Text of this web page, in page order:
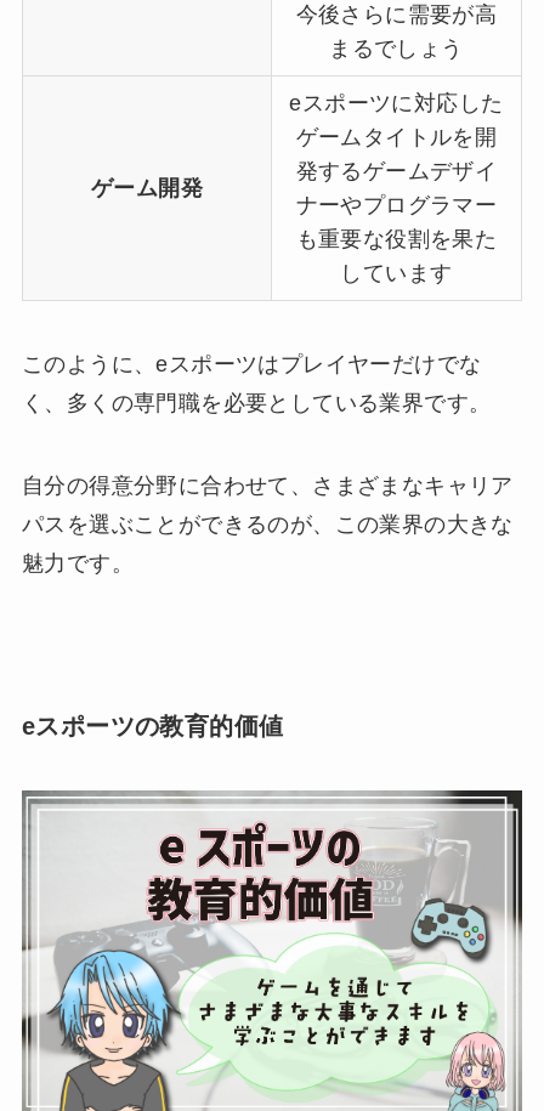
今後さらに需要が高
まるでしょう
ゲーム開発
eスポーツに対応した
ゲームタイトルを開
発するゲームデザイ
ナーやプログラマー
も重要な役割を果た
しています
このように、eスポーツはプレイヤーだけでな
く、多くの専門職を必要としている業界です。
自分の得意分野に合わせて、さまざまなキャリア
パスを選ぶことができるのが、この業界の大きな
魅力です。
eスポーツの教育的価値